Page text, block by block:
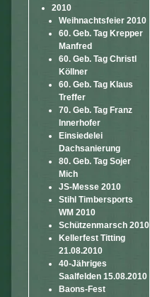
2010
Weihnachtsfeier 2010
60. Geb. Tag Krepper
Manfred
60. Geb. Tag Christl
Köllner
60. Geb. Tag Klaus
Treffer
70. Geb. Tag Franz
Innerhofer
Einsiedelei
Dachsanierung
80. Geb. Tag Sojer
Mich
JS-Messe 2010
Stihl Timbersports
WM 2010
Schützenmarsch 2010
Kellerfest Titting
21.08.2010
40-Jähriges
Saalfelden 15.08.2010
Baons-Fest